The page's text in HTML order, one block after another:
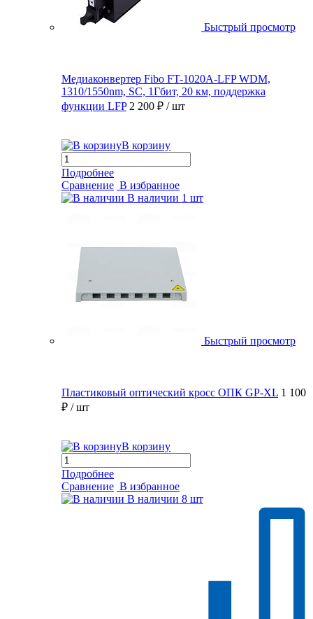
Быстрый просмотр
Медиаконвертер Fibo FT-1020A-LFP WDM,
1310/1550nm, SC, 1Гбит, 20 км, поддержка
функции LFP 2 200 ₽ / шт
В корзину
Подробнее
Сравнение В избранное
В наличии 1 шт
Быстрый просмотр
Пластиковый оптический кросс ОПК GP-XL 1 100
₽ / шт
В корзину
Подробнее
Сравнение В избранное
В наличии 8 шт